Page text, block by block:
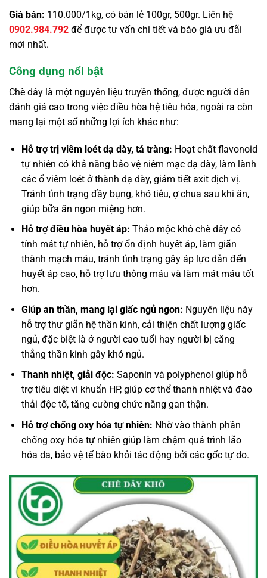
Giá bán: 110.000/1kg, có bán lẻ 100gr, 500gr. Liên hệ
0902.984.792 để được tư vấn chi tiết và báo giá ưu đãi
mới nhất.
Công dụng nổi bật
Chè dây là một nguyên liệu truyền thống, được người dân
đánh giá cao trong việc điều hòa hệ tiêu hóa, ngoài ra còn
mang lại một số những lợi ích khác như:
Hỗ trợ trị viêm loét dạ dày, tá tràng: Hoạt chất flavonoid
tự nhiên có khả năng bảo vệ niêm mạc dạ dày, làm lành
các ổ viêm loét ở thành dạ dày, giảm tiết axit dịch vị.
Tránh tình trạng đầy bụng, khó tiêu, ợ chua sau khi ăn,
giúp bữa ăn ngon miệng hơn.
Hỗ trợ điều hòa huyết áp: Thảo mộc khô chè dây có
tính mát tự nhiên, hỗ trợ ổn định huyết áp, làm giãn
thành mạch máu, tránh tình trạng gây áp lực dẫn đến
huyết áp cao, hỗ trợ lưu thông máu và làm mát máu tốt
hơn.
Giúp an thần, mang lại giấc ngủ ngon: Nguyên liệu này
hỗ trợ thư giãn hệ thần kinh, cải thiện chất lượng giấc
ngủ, đặc biệt là ở người cao tuổi hay người bị căng
thẳng thần kinh gây khó ngủ.
Thanh nhiệt, giải độc: Saponin và polyphenol giúp hỗ
trợ tiêu diệt vi khuẩn HP, giúp cơ thể thanh nhiệt và đào
thải độc tố, tăng cường chức năng gan thận.
Hỗ trợ chống oxy hóa tự nhiên: Nhờ vào thành phần
chống oxy hóa tự nhiên giúp làm chậm quá trình lão
hóa da, bảo vệ tế bào khỏi tác động bởi các gốc tự do.